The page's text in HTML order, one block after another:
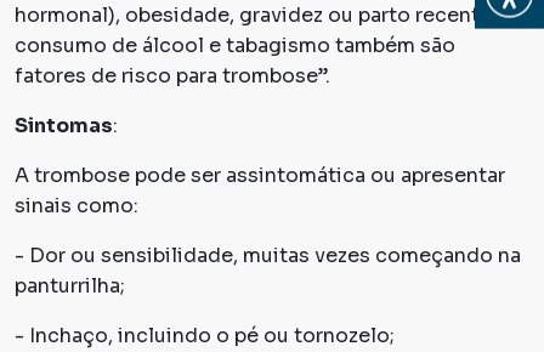
hormonal), obesidade, gravidez ou parto recente,
consumo de álcool e tabagismo também são
fatores de risco para trombose”.
Sintomas:
A trombose pode ser assintomática ou apresentar
sinais como:
- Dor ou sensibilidade, muitas vezes começando na
panturrilha;
- Inchaço, incluindo o pé ou tornozelo;